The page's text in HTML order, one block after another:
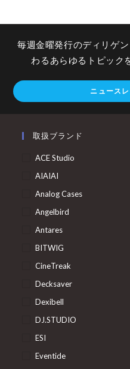
毎週金曜発行のディリゲ
わるあらゆるトピック
ニュース
取扱ブランド
ACE Studio
AIAIAI
Analog Cases
Angelbird
Antares
BITWIG
CineTreak
Decksaver
Dexibell
DJ.STUDIO
ESI
Eventide